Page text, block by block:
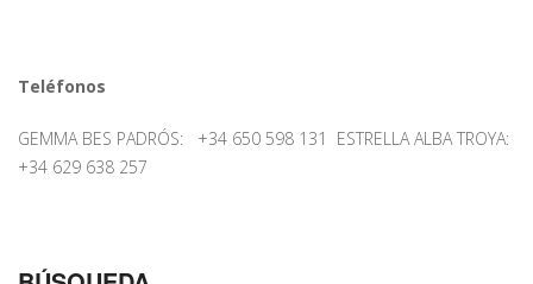
Teléfonos
GEMMA BES PADRÓS: +34 650 598 131 ESTRELLA ALBA TROYA:
+34 629 638 257